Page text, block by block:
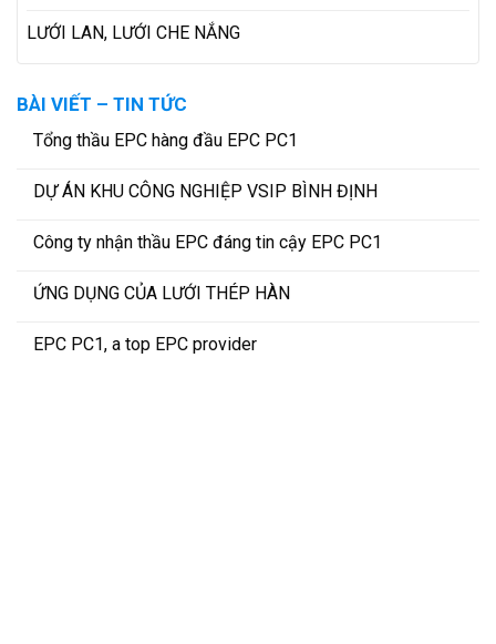
LƯỚI LAN, LƯỚI CHE NẮNG
BÀI VIẾT – TIN TỨC
Tổng thầu EPC hàng đầu EPC PC1
DỰ ÁN KHU CÔNG NGHIỆP VSIP BÌNH ĐỊNH
Công ty nhận thầu EPC đáng tin cậy EPC PC1
ỨNG DỤNG CỦA LƯỚI THÉP HÀN
EPC PC1, a top EPC provider